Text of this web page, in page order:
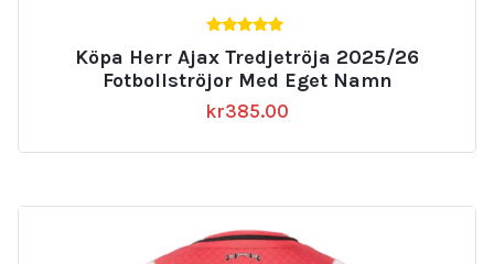
av 5
Köpa Herr Ajax Tredjetröja 2025/26
Fotbollströjor Med Eget Namn
kr385.00